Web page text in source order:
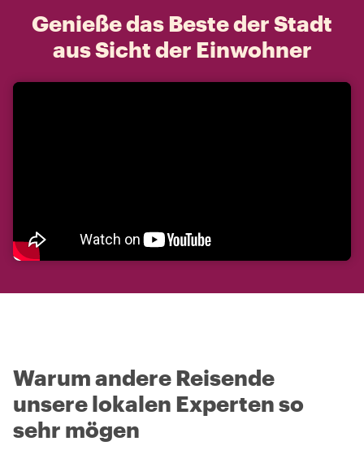
Genieße das Beste der Stadt
aus Sicht der Einwohner
Warum andere Reisende
unsere lokalen Experten so
sehr mögen